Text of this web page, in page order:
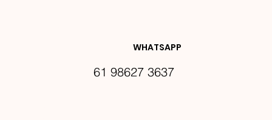
DES E
WHATSAPP
61 98627 3637